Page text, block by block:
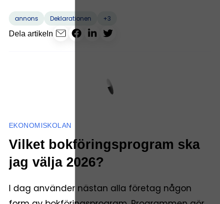
annons Deklarationen
+3
Dela artikeln
EKONOMISKOLAN
Vilket bokföringsprogram ska
jag välja 2026?
I dag använder nästan alla företag någon